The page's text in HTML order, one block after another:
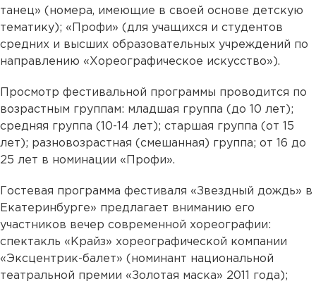
танец» (номера, имеющие в своей основе детскую
тематику); «Профи» (для учащихся и студентов
средних и высших образовательных учреждений по
направлению «Хореографическое искусство»).
Просмотр фестивальной программы проводится по
возрастным группам: младшая группа (до 10 лет);
средняя группа (10-14 лет); старшая группа (от 15
лет); разновозрастная (смешанная) группа; от 16 до
25 лет в номинации «Профи».
Гостевая программа фестиваля «Звездный дождь» в
Екатеринбурге» предлагает вниманию его
участников вечер современной хореографии:
спектакль «Крайз» хореографической компании
«Эксцентрик-балет» (номинант национальной
театральной премии «Золотая маска» 2011 года);